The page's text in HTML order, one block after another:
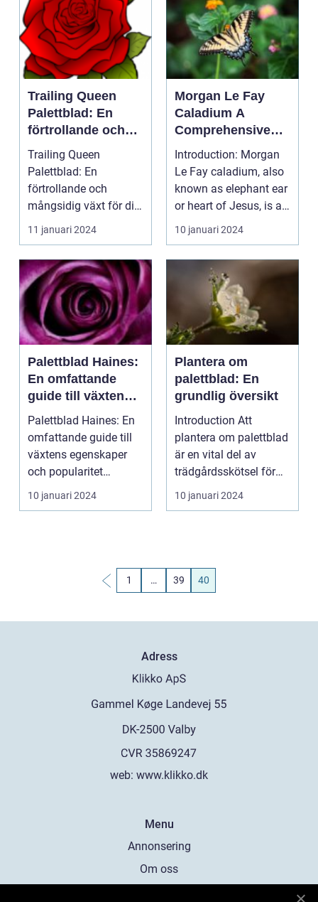
Trailing Queen
Palettblad: En
förtrollande och
mångsidig växt för
ditt
trädgårdsprojekt
Trailing Queen
Palettblad: En
förtrollande och
mångsidig växt för ditt
trädgårdsprojekt
Introduktio...
11 januari 2024
Morgan Le Fay
Caladium A
Comprehensive
Guide to a Popular
Houseplant
Introduction: Morgan
Le Fay caladium, also
known as elephant ear
or heart of Jesus, is a
visually s...
10 januari 2024
Palettblad Haines:
En omfattande
guide till växtens
egenskaper och
popularitet
Palettblad Haines: En
omfattande guide till
växtens egenskaper
och popularitet
Introduktion: Palett...
10 januari 2024
Plantera om
palettblad: En
grundlig översikt
Introduction Att
plantera om palettblad
är en vital del av
trädgårdsskötsel för
att upprätthålla hä...
10 januari 2024
1 … 39 40
Adress
web: www.klikko.dk
Menu
Annonsering
Om oss